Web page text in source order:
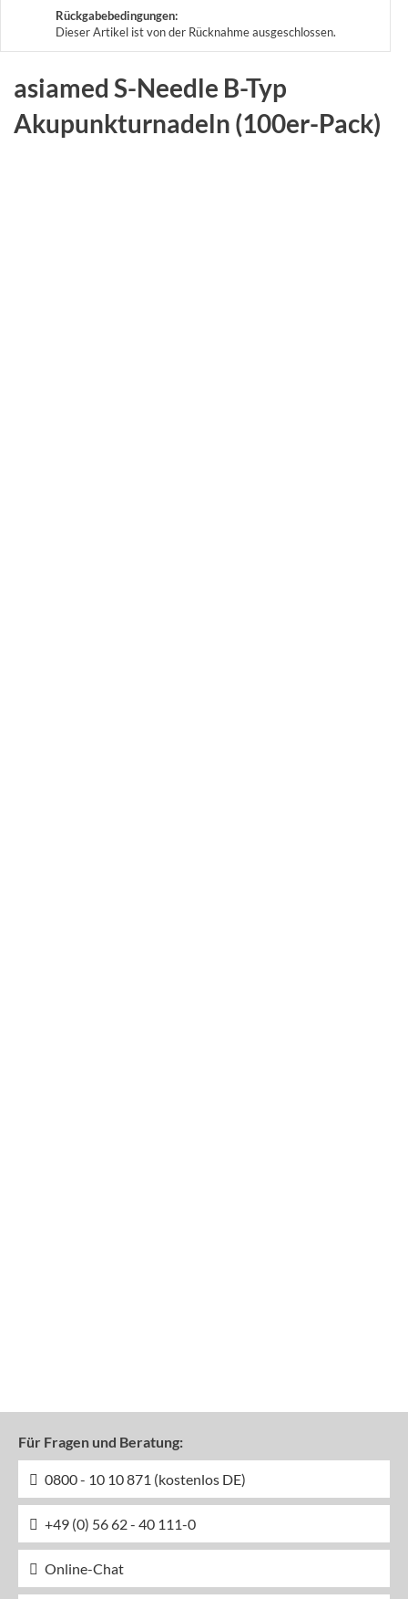
Rückgabebedingungen:
Dieser Artikel ist von der Rücknahme ausgeschlossen.
asiamed S-Needle B-Typ
Akupunkturnadeln (100er-Pack)
Für Fragen und Beratung:
0800 - 10 10 871 (kostenlos DE)
+49 (0) 56 62 - 40 111-0
Online-Chat